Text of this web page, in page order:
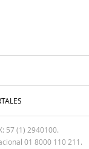
57 (1) 2940100.
01 8000 110 211.